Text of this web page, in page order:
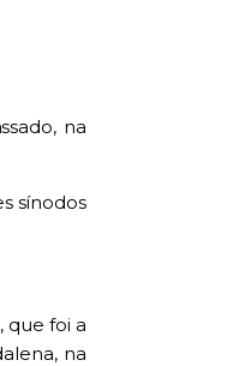
na
sínodos
que foi a
na